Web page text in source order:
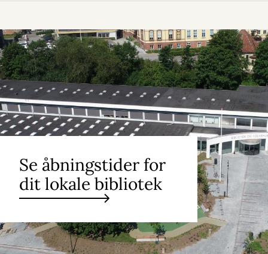
Se åbningstider for
dit lokale bibliotek